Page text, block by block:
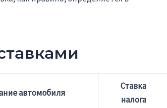
автомобиля
Ставка
налога